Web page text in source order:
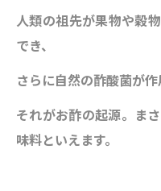
人類の祖先が果物や穀
でき、
さらに自然の酢酸菌が
それがお酢の起源。ま
味料といえます。